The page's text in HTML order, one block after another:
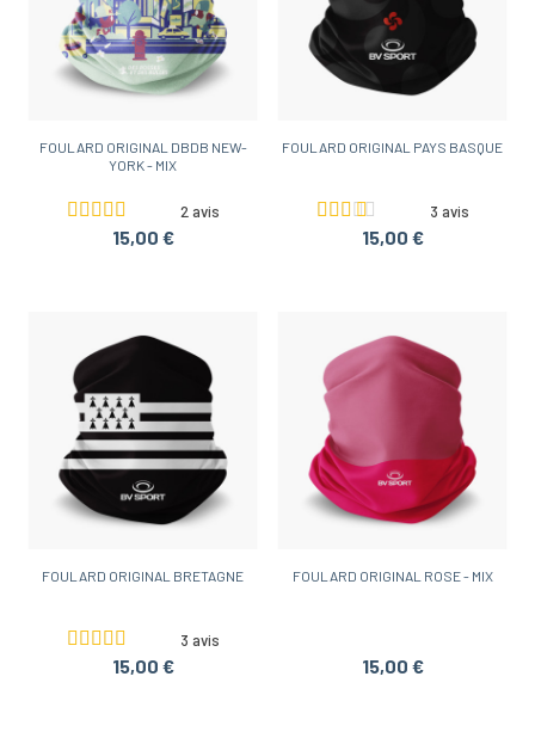
FOULARD ORIGINAL DBDB NEW-
YORK - MIX
2 avis
15,00 €
FOULARD ORIGINAL PAYS BASQUE
3 avis
15,00 €
FOULARD ORIGINAL BRETAGNE
3 avis
15,00 €
FOULARD ORIGINAL ROSE - MIX
15,00 €